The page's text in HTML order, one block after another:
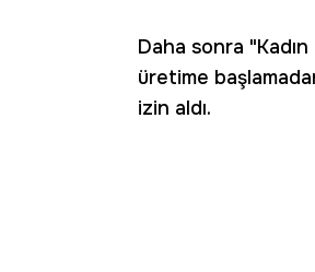
Daha sonra
üretime
izin aldı.